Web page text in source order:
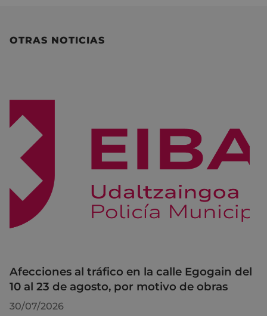
OTRAS NOTICIAS
Afecciones al tráfico en la calle Egogain del
10 al 23 de agosto, por motivo de obras
30/07/2026